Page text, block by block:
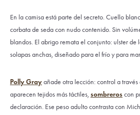
En la camisa está parte del secreto. Cuello
corbata de seda con nudo contenido. Sin
blandos. El abrigo remata el conjunto: ulster de
solapas anchas, diseñado para el frío y para
Polly Grayañade otra lección: control a
aparecen tejidos más táctiles, sombreroscon
declaración. Ese peso adulto contrasta con